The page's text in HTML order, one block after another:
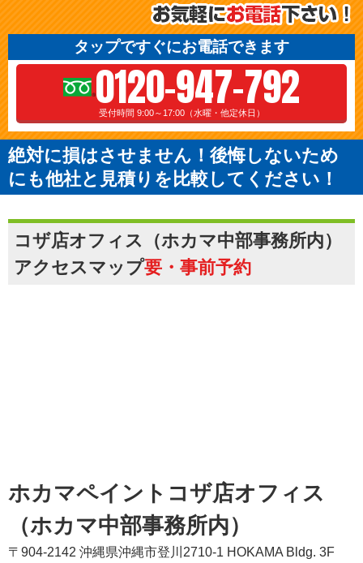
タップですぐにお電話できます
0120-947-792
受付時間 9:00～17:00（水曜・他定休日）
絶対に損はさせません！後悔しないため
にも他社と見積りを比較してください！
コザ店オフィス（ホカマ中部事務所内）
アクセスマップ要・事前予約
ホカマペイントコザ店オフィス
（ホカマ中部事務所内）
〒904-2142 沖縄県沖縄市登川2710-1 HOKAMA Bldg. 3F